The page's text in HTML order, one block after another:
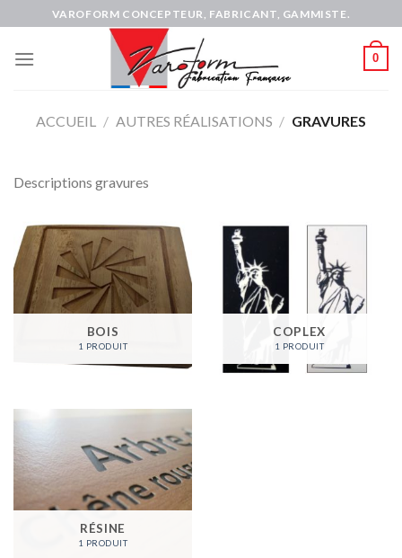
content
VAROFORM CONCEPTEUR, FABRICANT, GAMMISTE.
0
ACCUEIL / AUTRES RÉALISATIONS / GRAVURES
Descriptions gravures
BOIS
1 PRODUIT
COPLEX
1 PRODUIT
RÉSINE
1 PRODUIT